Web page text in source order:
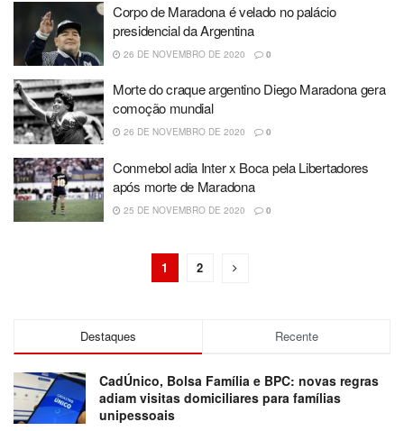
Corpo de Maradona é velado no palácio
presidencial da Argentina
26 DE NOVEMBRO DE 2020 0
Morte do craque argentino Diego Maradona gera
comoção mundial
26 DE NOVEMBRO DE 2020 0
Conmebol adia Inter x Boca pela Libertadores
após morte de Maradona
25 DE NOVEMBRO DE 2020 0
1 2
Destaques Recente
CadÚnico, Bolsa Família e BPC: novas regras
adiam visitas domiciliares para famílias
unipessoais